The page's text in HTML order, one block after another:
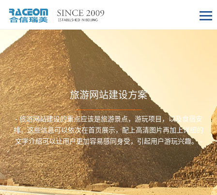
旅游网站建设方案
- 旅游网站建设的重点应该是旅游景点，游玩项目，以及食宿安
排。这些信息可以依次在首页展示，配上高清图片再加上详细的
文字介绍可以让用户更加容易感同身受，引起用户游玩兴趣。 -